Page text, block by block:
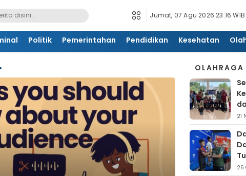
Jumat, 07 Agu 2026 23:16 WIB
Politik Pemerintahan Pendidikan Kesehatan
OLAHRAGA
21
26